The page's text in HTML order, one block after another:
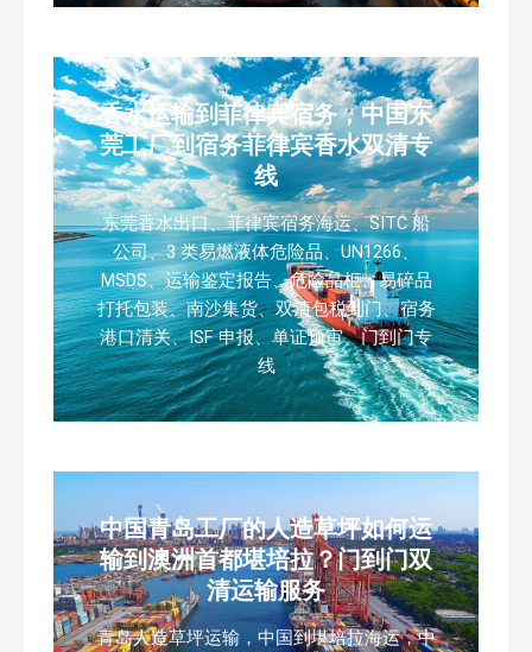
香水运输到菲律宾宿务，中国东
莞工厂到宿务菲律宾香水双清专
线
东莞香水出口、菲律宾宿务海运、SITC 船
公司、3 类易燃液体危险品、UN1266、
MSDS、运输鉴定报告、危险品柜、易碎品
打托包装、南沙集货、双清包税到门、宿务
港口清关、ISF 申报、单证预审、门到门专
线
中国青岛工厂的人造草坪如何运
输到澳洲首都堪培拉？门到门双
清运输服务
青岛人造草坪运输，中国到堪培拉海运，中